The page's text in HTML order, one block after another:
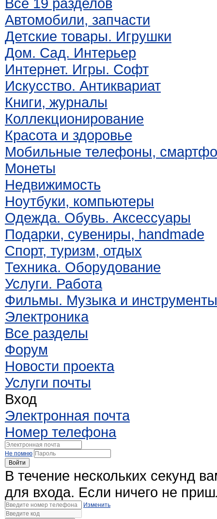
Автомобили, запчасти
Детские товары. Игрушки
Дом. Сад. Интерьер
Интернет. Игры. Софт
Искусство. Антиквариат
Книги, журналы
Коллекционирование
Красота и здоровье
Мобильные телефоны,
Монеты
Недвижимость
Ноутбуки, компьютеры
Одежда. Обувь. Аксессуары
Подарки, сувениры, handmade
Спорт, туризм, отдых
Техника. Оборудование
Услуги. Работа
Фильмы. Музыка и инструменты
Электроника
Все разделы
Форум
Новости проекта
Услуги почты
Вход
Электронная почта
Номер телефона
Не помню
Войти
В течение нескольких секунд
для входа. Если ничего не
Изменить